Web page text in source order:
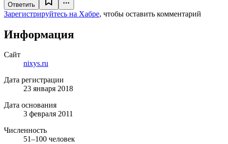
Ответить
Зарегистрируйтесь на Хабре, чтобы оставить комментарий
Информация
Сайт
nixys.ru
Дата регистрации
23 января 2018
Дата основания
3 февраля 2011
Численность
51–100 человек